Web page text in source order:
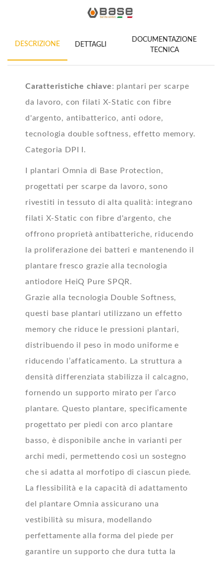
DESCRIZIONE DETTAGLI
DOCUMENTAZIONE
TECNICA
Caratteristiche chiave: plantari per scarpe
da lavoro, con filati X-Static con fibre
d'argento, antibatterico, anti odore,
tecnologia double softness, effetto memory.
Categoria DPI I.
I plantari Omnia di Base Protection,
progettati per scarpe da lavoro, sono
rivestiti in tessuto di alta qualità: integrano
filati X-Static con fibre d'argento, che
offrono proprietà antibatteriche, riducendo
la proliferazione dei batteri e mantenendo il
plantare fresco grazie alla tecnologia
antiodore HeiQ Pure SPQR.
Grazie alla tecnologia Double Softness,
questi base plantari utilizzano un effetto
memory che riduce le pressioni plantari,
distribuendo il peso in modo uniforme e
riducendo l’affaticamento. La struttura a
densità differenziata stabilizza il calcagno,
fornendo un supporto mirato per l’arco
plantare. Questo plantare, specificamente
progettato per piedi con arco plantare
basso, è disponibile anche in varianti per
archi medi, permettendo così un sostegno
che si adatta al morfotipo di ciascun piede.
La flessibilità e la capacità di adattamento
del plantare Omnia assicurano una
vestibilità su misura, modellando
perfettamente alla forma del piede per
garantire un supporto che dura tutta la